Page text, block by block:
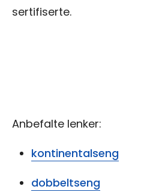
sertifiserte.
Anbefalte lenker:
kontinentalseng
dobbeltseng